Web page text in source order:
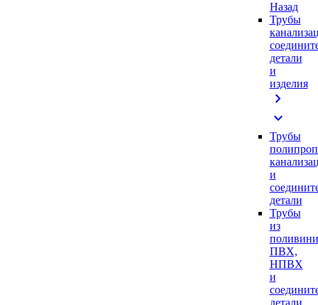
Назад
Трубы
детали
и
изделия
chevron_right
expand_more
Трубы
и
детали
Трубы
из
ПВХ,
НПВХ
и
детали